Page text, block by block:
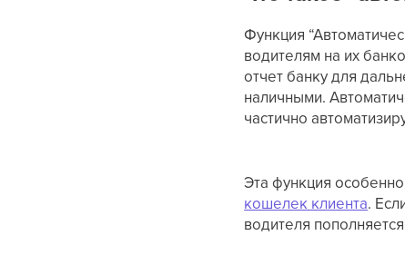
Функция
водителям на их
отчет банку для
наличными.
частично
Эта функция
кошелек клиента.
водителя